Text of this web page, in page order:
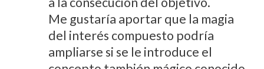
Me gustaría aportar que la magia
del interés compuesto podría
ampliarse si se le introduce el